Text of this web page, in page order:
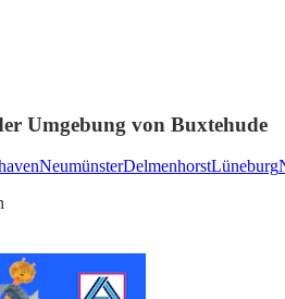
Umgebung von Buxtehude
NeumünsterDelmenhorstLüneburg